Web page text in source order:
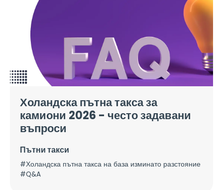
Холандска пътна такса за
камиони 2026 - често задавани
въпроси
Пътни такси
#Холандска пътна такса на база изминато разстояние
#Q&A